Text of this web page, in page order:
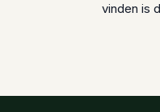
vinden is